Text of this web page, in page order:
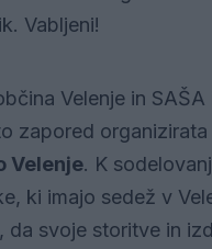
Vabljeni!
Velenje in
zapored
Velenje. K
ki imajo sedež v
da svoje storitve in